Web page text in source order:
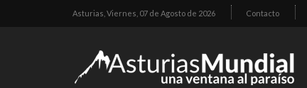
Asturias, Viernes, 07 de Agosto de 2026 Contacto